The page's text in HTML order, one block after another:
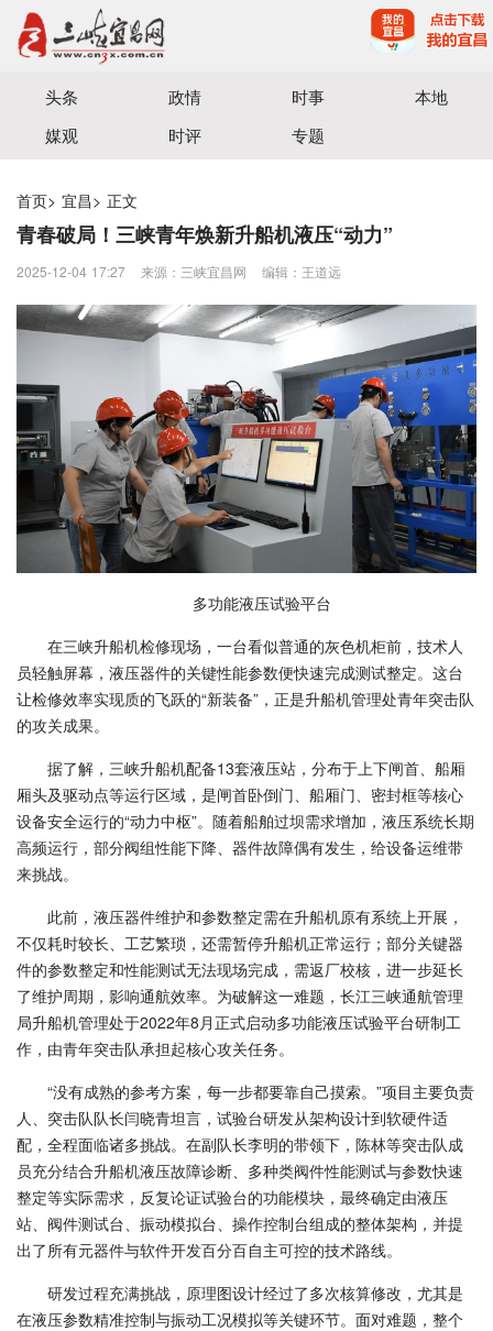
宜昌三峡融媒体中心主办
头条 政情 时事
本地
媒观
时评 专题
首页> 宜昌> 正文
青春破局！三峡青年焕新升船机液压“动力”
2025-12-04 17:27 来源：三峡宜昌网 编辑：王道远
多功能液压试验平台
在三峡升船机检修现场，一台看似普通的灰色机柜前，技术人
员轻触屏幕，液压器件的关键性能参数便快速完成测试整定。这台
让检修效率实现质的飞跃的“新装备”，正是升船机管理处青年突击队
的攻关成果。
据了解，三峡升船机配备13套液压站，分布于上下闸首、船厢
厢头及驱动点等运行区域，是闸首卧倒门、船厢门、密封框等核心
设备安全运行的“动力中枢”。随着船舶过坝需求增加，液压系统长期
高频运行，部分阀组性能下降、器件故障偶有发生，给设备运维带
来挑战。
此前，液压器件维护和参数整定需在升船机原有系统上开展，
不仅耗时较长、工艺繁琐，还需暂停升船机正常运行；部分关键器
件的参数整定和性能测试无法现场完成，需返厂校核，进一步延长
了维护周期，影响通航效率。为破解这一难题，长江三峡通航管理
局升船机管理处于2022年8月正式启动多功能液压试验平台研制工
作，由青年突击队承担起核心攻关任务。
“没有成熟的参考方案，每一步都要靠自己摸索。”项目主要负责
人、突击队队长闫晓青坦言，试验台研发从架构设计到软硬件适
配，全程面临诸多挑战。在副队长李明的带领下，陈林等突击队成
员充分结合升船机液压故障诊断、多种类阀件性能测试与参数快速
整定等实际需求，反复论证试验台的功能模块，最终确定由液压
站、阀件测试台、振动模拟台、操作控制台组成的整体架构，并提
出了所有元器件与软件开发百分百自主可控的技术路线。
研发过程充满挑战，原理图设计经过了多次核算修改，尤其是
在液压参数精准控制与振动工况模拟等关键环节。面对难题，整个